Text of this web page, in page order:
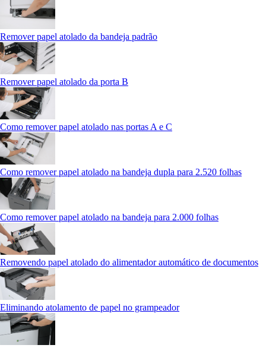
Remover papel atolado da bandeja padrão
Remover papel atolado da porta B
Como remover papel atolado nas portas A e C
Como remover papel atolado na bandeja dupla para 2.520 folhas
Como remover papel atolado na bandeja para 2.000 folhas
Removendo papel atolado do alimentador automático de documentos
Eliminando atolamento de papel no grampeador